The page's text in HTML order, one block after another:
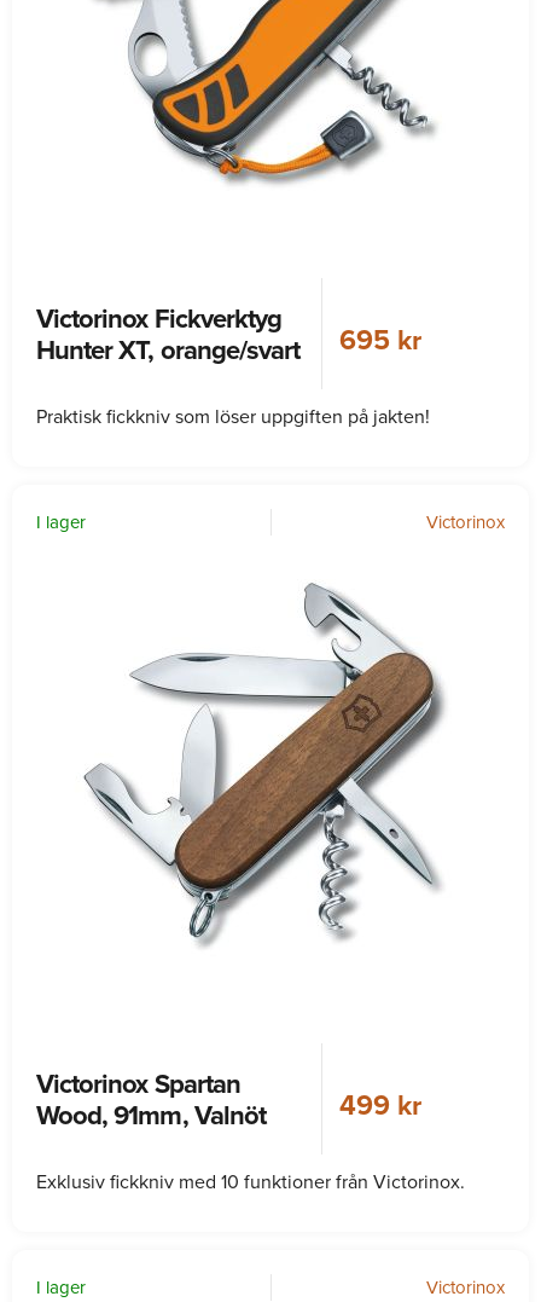
Victorinox Fickverktyg
Hunter XT, orange/svart
695 kr
Praktisk fickkniv som löser uppgiften på jakten!
I lager Victorinox
Victorinox Spartan
Wood, 91mm, Valnöt
499 kr
Exklusiv fickkniv med 10 funktioner från Victorinox.
I lager Victorinox